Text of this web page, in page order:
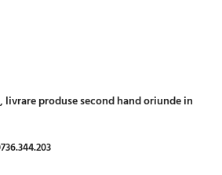
livrare produse second hand oriunde in